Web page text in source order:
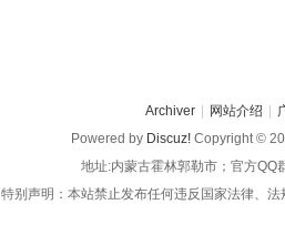
Archiver 网站介绍
Powered by Discuz! Copyright ©
地址:内蒙古霍林郭勒市；官方QQ
特别声明：本站禁止发布任何违反国家法律、